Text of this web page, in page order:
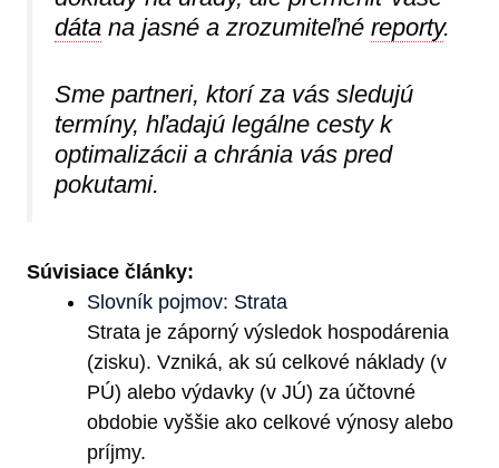
dáta na jasné a zrozumiteľné reporty.
Sme partneri, ktorí za vás sledujú
termíny, hľadajú legálne cesty k
optimalizácii a chránia vás pred
pokutami.
Súvisiace články:
Slovník pojmov: Strata
Strata je záporný výsledok hospodárenia
(zisku). Vzniká, ak sú celkové náklady (v
PÚ) alebo výdavky (v JÚ) za účtovné
obdobie vyššie ako celkové výnosy alebo
príjmy.